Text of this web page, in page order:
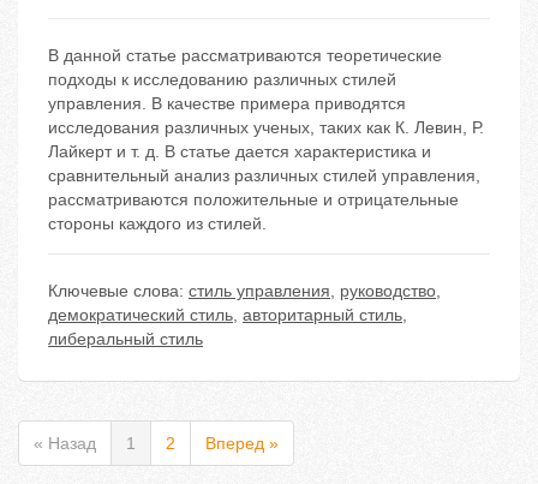
В данной статье рассматриваются теоретические
подходы к исследованию различных стилей
управления. В качестве примера приводятся
исследования различных ученых, таких как К. Левин, Р.
Лайкерт и т. д. В статье дается характеристика и
сравнительный анализ различных стилей управления,
рассматриваются положительные и отрицательные
стороны каждого из стилей.
Ключевые слова: стиль управления, руководство,
демократический стиль, авторитарный стиль,
либеральный стиль
« Назад 1 2 Вперед »